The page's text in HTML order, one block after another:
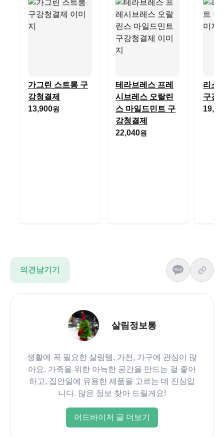
가그린 스트롱 구
강청결제
13,900원
테라브레스 프레
시브레스 오랄린
스 마일드민트 구
강청결제
22,040원
리스
구강
의견남기기
살림정보통
생활에 꼭 필요한 살림템, 가전, 가구에 관심이 많
아요. 가족을 위한 아늑한 공간을 만드는 걸 좋아
하고, 집안일에 유용한 제품을 고르는 데 진심입
니다. 많은 정보 찾아 드릴게요!
어드바이저 글 더보기